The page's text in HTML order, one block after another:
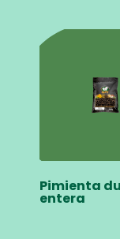
Pimienta
entera